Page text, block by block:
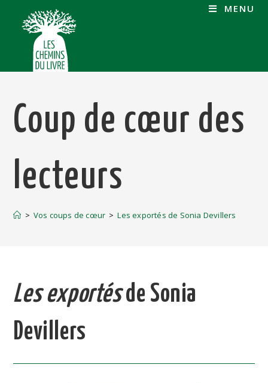
MENU
Coup de cœur des
lecteurs
> Vos coups de cœur > Les exportés de Sonia Devillers
Les exportésde Sonia
Devillers